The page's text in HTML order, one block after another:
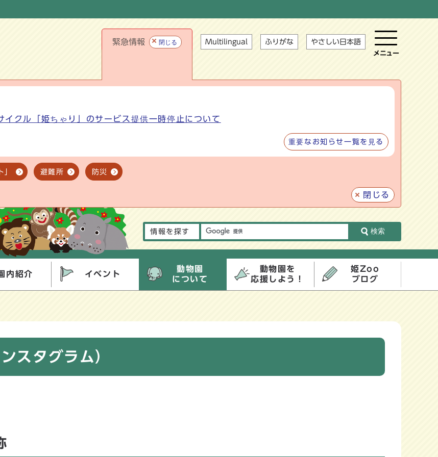
緊急情報 閉じる
イクル「姫ちゃり」のサービス提供一時停止について
重要なお知らせ一覧を見る
避難所 防災
閉じる
Multilingual ふりがな やさしい日本語
メニュー
情報を探す 検索
内紹介 イベント
動物園
について
動物園を
応援しよう！
姫Zoo
ブログ
スタグラム）